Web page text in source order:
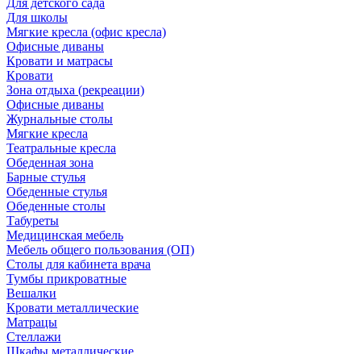
Для детского сада
Для школы
Мягкие кресла (офис кресла)
Офисные диваны
Кровати и матрасы
Кровати
Зона отдыха (рекреации)
Офисные диваны
Журнальные столы
Мягкие кресла
Театральные кресла
Обеденная зона
Барные стулья
Обеденные стулья
Обеденные столы
Табуреты
Медицинская мебель
Мебель общего пользования (ОП)
Столы для кабинета врача
Тумбы прикроватные
Вешалки
Кровати металлические
Матрацы
Стеллажи
Шкафы металлические